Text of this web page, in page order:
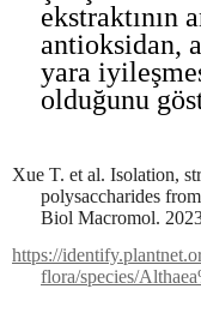
ekstraktının
antioksidan,
yara
olduğunu
Xue T. et al. Isolation,
polysaccharides from
Biol Macromol.
https://
flora/species/